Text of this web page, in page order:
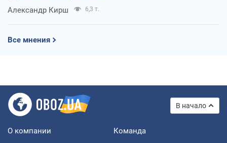
Александр Кирш 6,3 т.
Все мнения
В начало
О компании Команда